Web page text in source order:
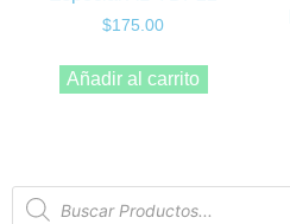
$175.00
Añadir al carrito